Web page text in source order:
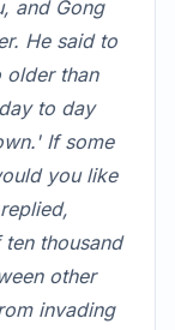
and Gong
He said to
older than
to day
If some
you like
thousand
other
invading